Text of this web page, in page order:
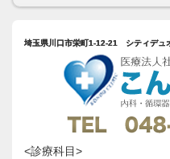
埼玉県川口市栄町1-12-21 シティデュ
<診療科目>